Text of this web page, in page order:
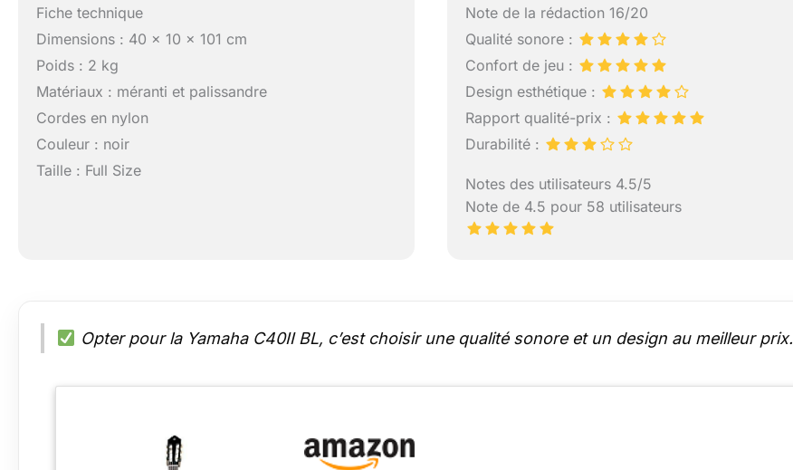
Fiche technique
Dimensions : 40 x 10 x 101 cm
Poids : 2 kg
Matériaux : méranti et palissandre
Cordes en nylon
Couleur : noir
Taille : Full Size
Note de la rédaction 16/20
Qualité sonore :
Confort de jeu :
Design esthétique :
Rapport qualité-prix :
Durabilité :
Notes des utilisateurs 4.5/5
Note de 4.5 pour 58 utilisateurs
Opter pour la Yamaha C40II BL, c’est choisir une qualité sonore et un design au meilleur prix.